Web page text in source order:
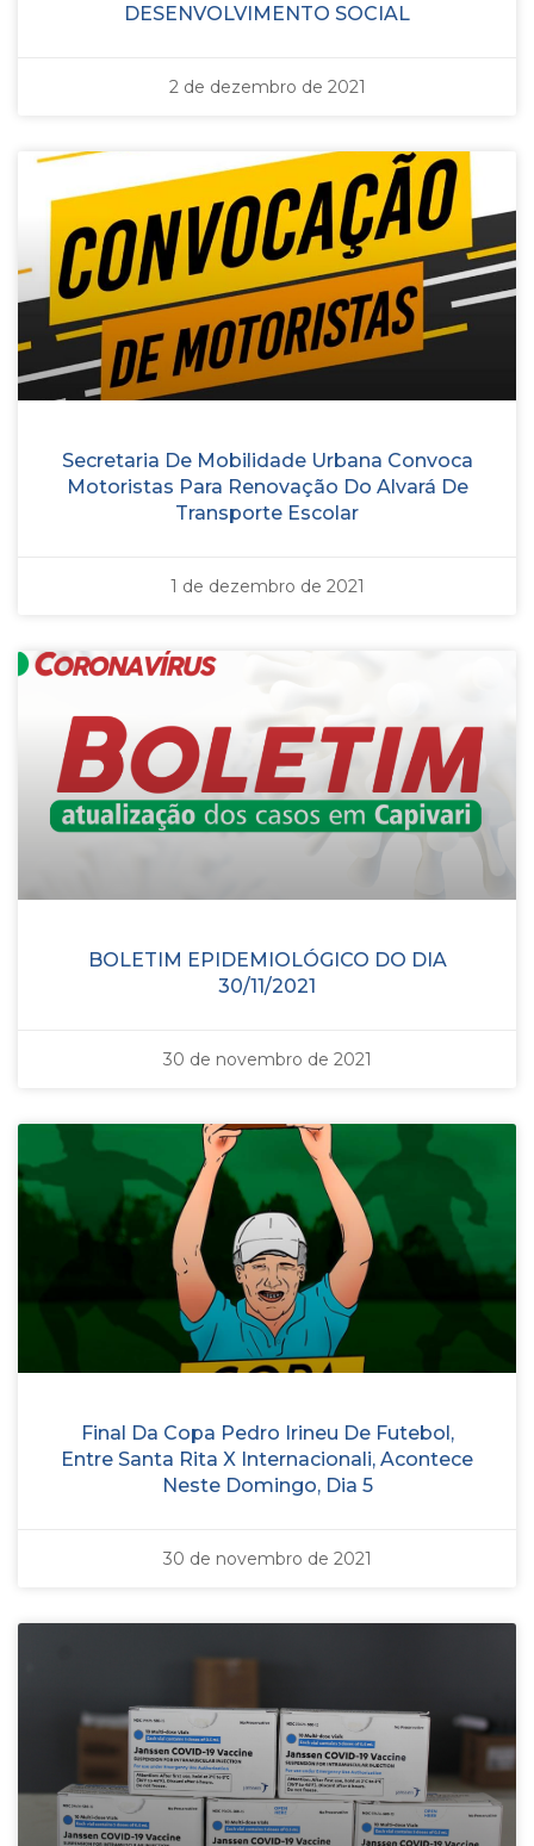
DESENVOLVIMENTO SOCIAL
2 de dezembro de 2021
Secretaria De Mobilidade Urbana Convoca
Motoristas Para Renovação Do Alvará De
Transporte Escolar
1 de dezembro de 2021
BOLETIM EPIDEMIOLÓGICO DO DIA
30/11/2021
30 de novembro de 2021
Final Da Copa Pedro Irineu De Futebol,
Entre Santa Rita X Internacionali, Acontece
Neste Domingo, Dia 5
30 de novembro de 2021